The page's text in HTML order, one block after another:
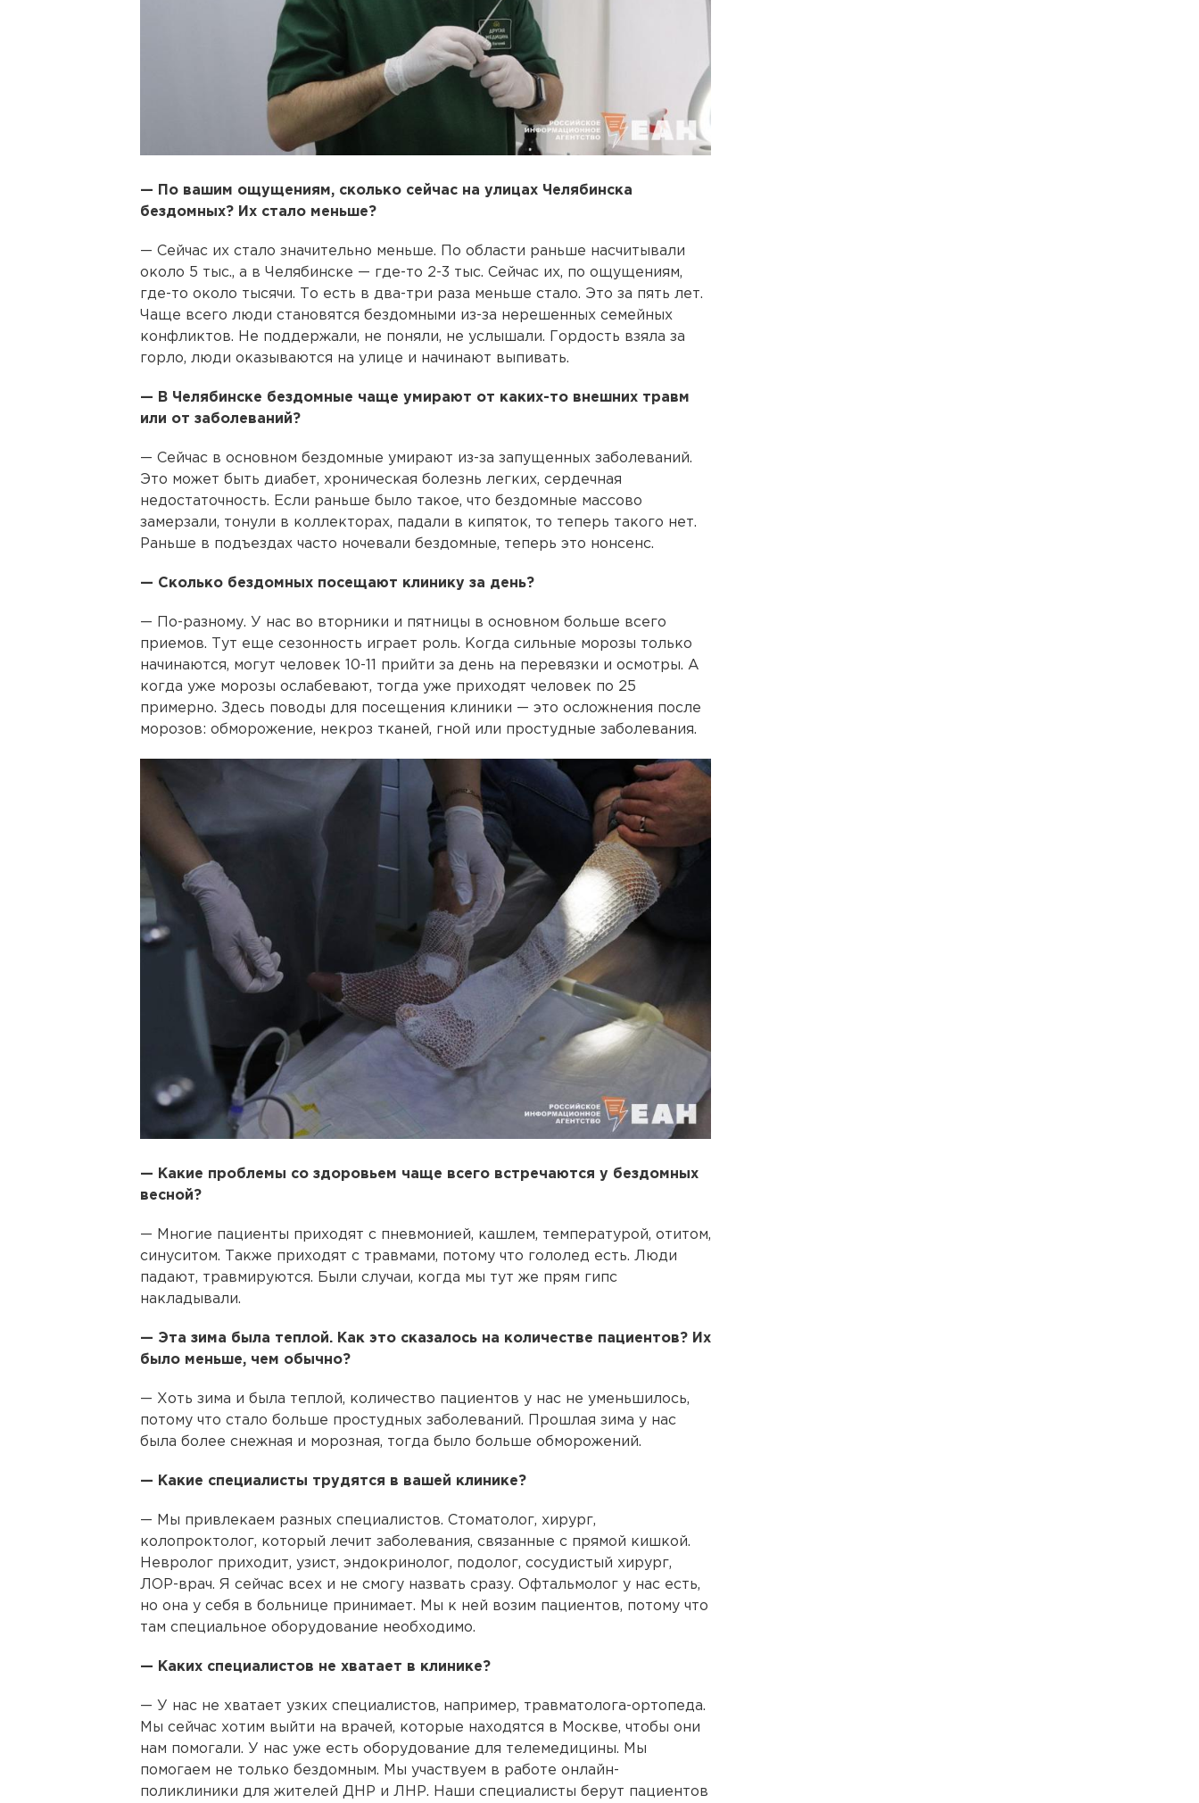
— По вашим ощущениям, сколько сейчас на улицах Челябинска
бездомных? Их стало меньше?
— Сейчас их стало значительно меньше. По области раньше насчитывали
около 5 тыс., а в Челябинске — где-то 2-3 тыс. Сейчас их, по ощущениям,
где-то около тысячи. То есть в два-три раза меньше стало. Это за пять лет.
Чаще всего люди становятся бездомными из-за нерешенных семейных
конфликтов. Не поддержали, не поняли, не услышали. Гордость взяла за
горло, люди оказываются на улице и начинают выпивать.
— В Челябинске бездомные чаще умирают от каких-то внешних травм
или от заболеваний?
— Сейчас в основном бездомные умирают из-за запущенных заболеваний.
Это может быть диабет, хроническая болезнь легких, сердечная
недостаточность. Если раньше было такое, что бездомные массово
замерзали, тонули в коллекторах, падали в кипяток, то теперь такого нет.
Раньше в подъездах часто ночевали бездомные, теперь это нонсенс.
— Сколько бездомных посещают клинику за день?
— По-разному. У нас во вторники и пятницы в основном больше всего
приемов. Тут еще сезонность играет роль. Когда сильные морозы только
начинаются, могут человек 10-11 прийти за день на перевязки и осмотры. А
когда уже морозы ослабевают, тогда уже приходят человек по 25
примерно. Здесь поводы для посещения клиники — это осложнения после
морозов: обморожение, некроз тканей, гной или простудные заболевания.
— Какие проблемы со здоровьем чаще всего встречаются у бездомных
весной?
— Многие пациенты приходят с пневмонией, кашлем, температурой, отитом,
синуситом. Также приходят с травмами, потому что гололед есть. Люди
падают, травмируются. Были случаи, когда мы тут же прям гипс
накладывали.
— Эта зима была теплой. Как это сказалось на количестве пациентов? Их
было меньше, чем обычно?
— Хоть зима и была теплой, количество пациентов у нас не уменьшилось,
потому что стало больше простудных заболеваний. Прошлая зима у нас
была более снежная и морозная, тогда было больше обморожений.
— Какие специалисты трудятся в вашей клинике?
— Мы привлекаем разных специалистов. Стоматолог, хирург,
колопроктолог, который лечит заболевания, связанные с прямой кишкой.
Невролог приходит, узист, эндокринолог, подолог, сосудистый хирург,
ЛОР-врач. Я сейчас всех и не смогу назвать сразу. Офтальмолог у нас есть,
но она у себя в больнице принимает. Мы к ней возим пациентов, потому что
там специальное оборудование необходимо.
— Каких специалистов не хватает в клинике?
— У нас не хватает узких специалистов, например, травматолога-ортопеда.
Мы сейчас хотим выйти на врачей, которые находятся в Москве, чтобы они
нам помогали. У нас уже есть оборудование для телемедицины. Мы
помогаем не только бездомным. Мы участвуем в работе онлайн-
поликлиники для жителей ДНР и ЛНР. Наши специалисты берут пациентов